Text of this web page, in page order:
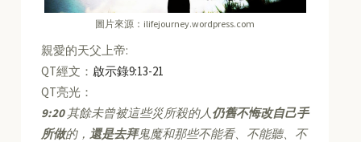
圖片來源：ilifejourney.wordpress.com
親愛的天父上帝:
QT經文： 啟示錄9:13-21
QT亮光：
9:20其餘未曾被這些災所殺的人仍舊不悔改自己手
所做的，還是去拜鬼魔和那些不能看、不能聽、不